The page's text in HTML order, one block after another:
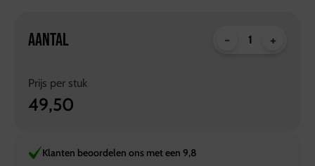
AANTAL - +
Prijs per stuk
49,50
Klanten beoordelen ons met een 9,8